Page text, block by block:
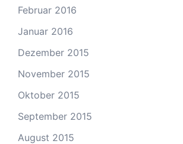
Februar 2016
Januar 2016
Dezember 2015
November 2015
Oktober 2015
September 2015
August 2015